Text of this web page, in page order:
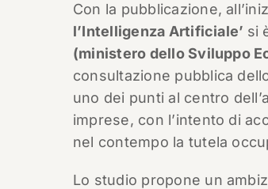
Con la pubblicazione,
l’Intelligenza Artificiale’ si
(ministero dello Sviluppo
consultazione pubblica
uno dei punti al centro
imprese, con l’intento di
nel contempo la tutela
Lo studio propone un